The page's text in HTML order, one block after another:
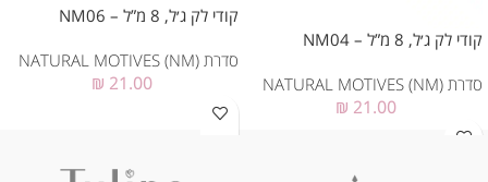
קודי לק ג׳ל, 8 מ”ל – NM04
סדרת NATURAL MOTIVES (NM)
₪ 21.00
קודי לק ג׳ל, 8 מ”ל – NM06
סדרת NATURAL MOTIVES (NM)
₪ 21.00